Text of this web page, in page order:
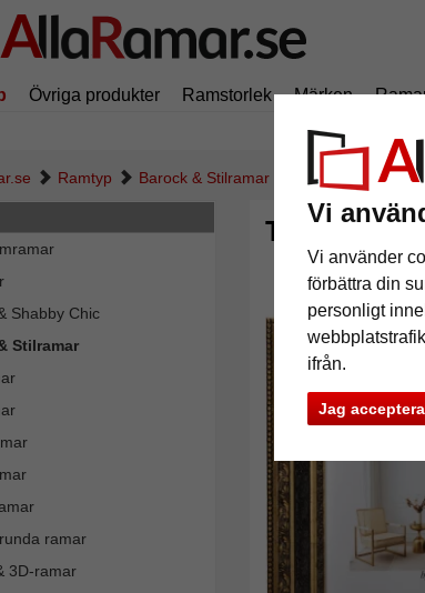
Vi
Vi använder
förbättra din
personligt
ifrån.
Jag
Övriga produkter Ramstorlek Märken
195 kr
Ramtyp Barock & Stilramar Träram Empiro
Shabby Chic
Stilramar
ramar
3D-ramar
Träram
Tillbaka